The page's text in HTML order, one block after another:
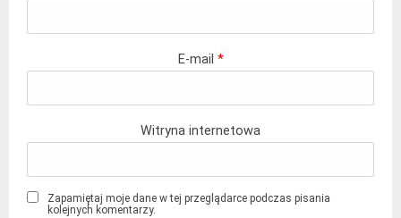
E-mail *
Witryna internetowa
Zapamiętaj moje dane w tej przeglądarce podczas pisania
kolejnych komentarzy.